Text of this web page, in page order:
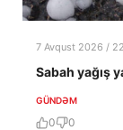
7 Avqust 2026 /
Sabah yağış
GÜNDƏM
0 0